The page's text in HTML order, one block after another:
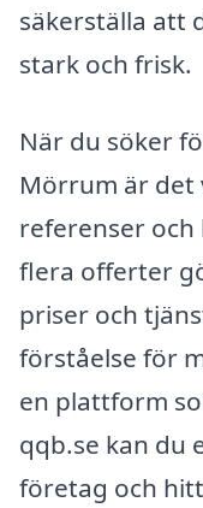
säkerställa att
stark och frisk.
När du söker
Mörrum är
referenser och
flera offerter
priser och
förståelse för
en plattform
qqb.se kan du
företag och